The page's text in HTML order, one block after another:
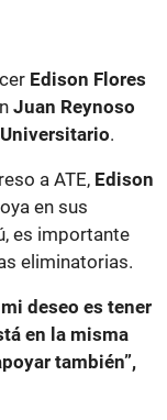
Edison Flores
Juan Reynoso
Universitario.
a ATE, Edison
en sus
es importante
eliminatorias.
deseo es tener
en la misma
también”,